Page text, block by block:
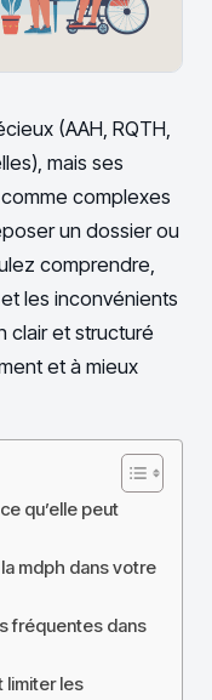
(AAH, RQTH,
mais ses
complexes
un dossier ou
comprendre,
les inconvénients
clair et structuré
et à mieux
qu’elle peut
mdph dans votre
fréquentes dans
limiter les